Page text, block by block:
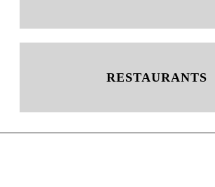
RESTAURANTS